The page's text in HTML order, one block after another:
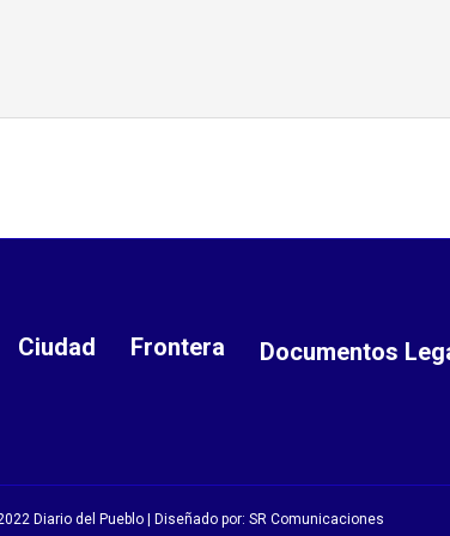
Ciudad Frontera Documentos
Diario del Pueblo | Diseñado por: SR Comunicaciones